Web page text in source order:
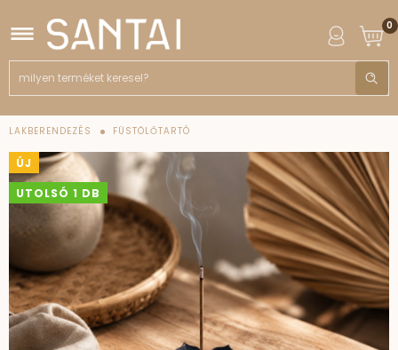
0
LAKBERENDEZÉS FÜSTÖLŐTARTÓ
ÚJ
UTOLSÓ 1 DB